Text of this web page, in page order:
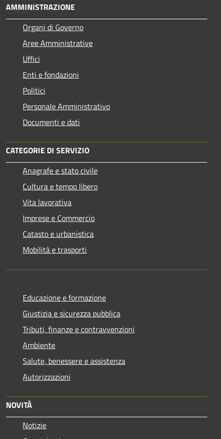
AMMINISTRAZIONE
Organi di Governo
Aree Amministrative
Uffici
Enti e fondazioni
Politici
Personale Amministrativo
Documenti e dati
CATEGORIE DI SERVIZIO
Anagrafe e stato civile
Cultura e tempo libero
Vita lavorativa
Imprese e Commercio
Catasto e urbanistica
Mobilità e trasporti
Educazione e formazione
Giustizia e sicurezza pubblica
Tributi, finanze e contravvenzioni
Ambiente
Salute, benessere e assistenza
Autorizzazioni
NOVITÀ
Notizie